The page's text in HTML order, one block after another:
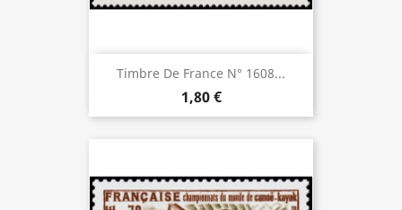
Timbre De France N° 1608...
1,80 €